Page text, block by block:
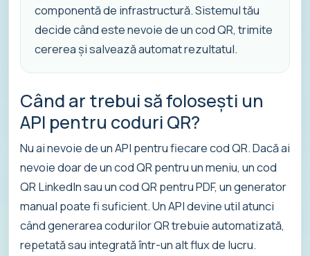
componentă de infrastructură. Sistemul tău
decide când este nevoie de un cod QR, trimite
cererea și salvează automat rezultatul.
Când ar trebui să folosești un
API pentru coduri QR?
Nu ai nevoie de un API pentru fiecare cod QR. Dacă ai
nevoie doar de un cod QR pentru un meniu, un cod
QR LinkedIn sau un cod QR pentru PDF, un generator
manual poate fi suficient. Un API devine util atunci
când generarea codurilor QR trebuie automatizată,
repetată sau integrată într-un alt flux de lucru.